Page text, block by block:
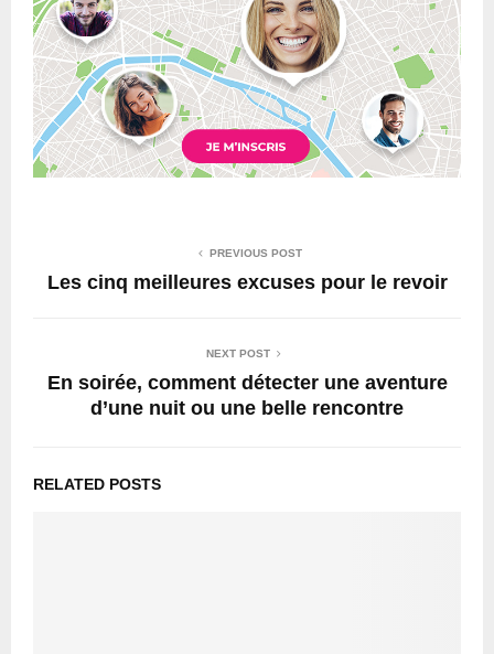
PREVIOUS POST
Les cinq meilleures excuses pour le revoir
NEXT POST
En soirée, comment détecter une aventure
d’une nuit ou une belle rencontre
RELATED POSTS